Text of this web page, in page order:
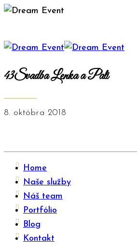
43Svadba Lenka a Pali
8. októbra 2018
Home
Naše služby
Náš team
Portfólio
Blog
Kontakt